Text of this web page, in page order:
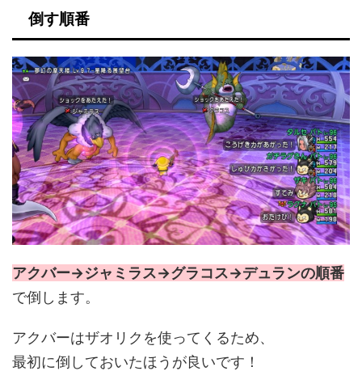
倒す順番
アクバー→ジャミラス→グラコス→デュランの順番
で倒します。
アクバーはザオリクを使ってくるため、
最初に倒しておいたほうが良いです！